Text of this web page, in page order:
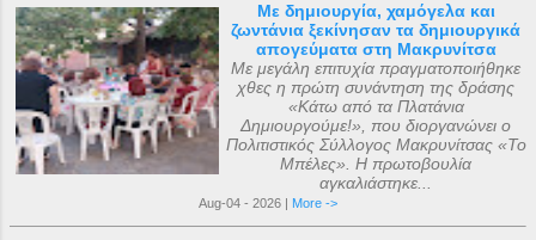
Με δημιουργία, χαμόγελα και
ζωντάνια ξεκίνησαν τα δημιουργικά
απογεύματα στη Μακρυνίτσα
Με μεγάλη επιτυχία πραγματοποιήθηκε
χθες η πρώτη συνάντηση της δράσης
«Κάτω από τα Πλατάνια
Δημιουργούμε!», που διοργανώνει ο
Πολιτιστικός Σύλλογος Μακρυνίτσας «Το
Μπέλες». Η πρωτοβουλία
αγκαλιάστηκε...
Aug-04 - 2026 | More ->